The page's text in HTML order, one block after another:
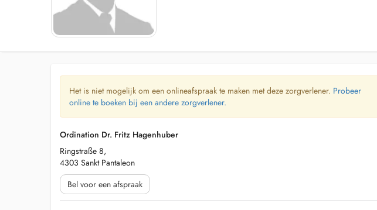
Het is niet mogelijk om een onlineafspraak te maken met deze zorgverlener. Probeer
online te boeken bij een andere zorgverlener.
Ordination Dr. Fritz Hagenhuber
Ringstraße 8,
4303 Sankt Pantaleon
Bel voor een afspraak